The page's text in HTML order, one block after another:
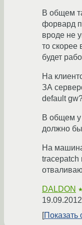
В общем
форвард
вроде не
то скорее
будет
На
ЗА
default
В общем у
должно
На
tracepatch
DALDON
Показать